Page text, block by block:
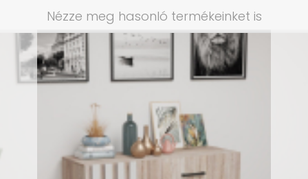
Nézze meg hasonló termékeinket is